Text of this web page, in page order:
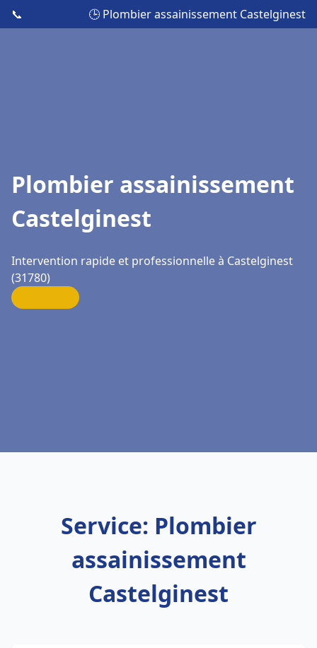
📞 🕒 Plombier assainissement Castelginest
Plombier assainissement
Castelginest
Intervention rapide et professionnelle à Castelginest
(31780)
Service: Plombier
assainissement
Castelginest